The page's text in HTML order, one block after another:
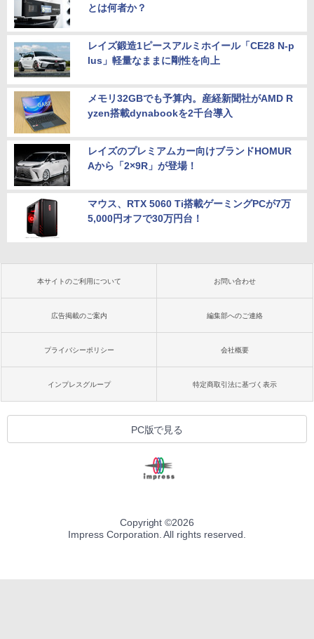
とは何者か？
レイズ鍛造1ピースアルミホイール「CE28 N-p
lus」軽量なままに剛性を向上
メモリ32GBでも予算内。産経新聞社がAMD R
yzen搭載dynabookを2千台導入
レイズのプレミアムカー向けブランドHOMUR
Aから「2×9R」が登場！
マウス、RTX 5060 Ti搭載ゲーミングPCが7万
5,000円オフで30万円台！
本サイトのご利用について お問い合わせ
広告掲載のご案内 編集部へのご連絡
プライバシーポリシー 会社概要
インプレスグループ 特定商取引法に基づく表示
PC版で見る
Copyright ©2026
Impress Corporation. All rights reserved.